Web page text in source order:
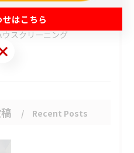
スクリーニング
スクリーニング
Recent Posts
せはこちら
はこちら